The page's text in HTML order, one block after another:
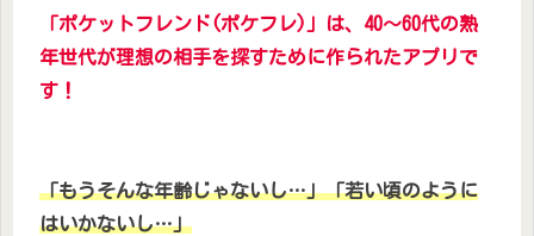
「ポケットフレンド(ポケフレ)」は、40～60代の熟
年世代が理想の相手を探すために作られたアプリで
す！
「もうそんな年齢じゃないし…」「若い頃のように
はいかないし…」